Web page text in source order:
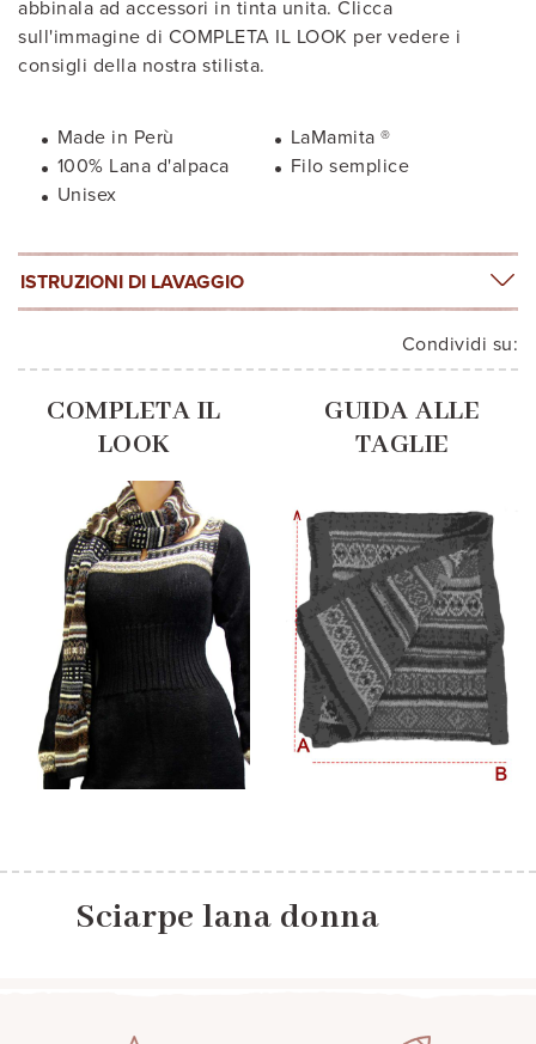
abbinala ad accessori in tinta unita. Clicca
sull'immagine di COMPLETA IL LOOK per vedere i
consigli della nostra stilista.
Made in Perù
LaMamita ®
100% Lana d'alpaca
Filo semplice
Unisex
ISTRUZIONI DI LAVAGGIO
Condividi su:
COMPLETA IL
LOOK
GUIDA ALLE
TAGLIE
Sciarpe lana donna